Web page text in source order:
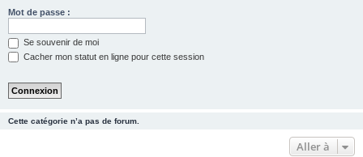
Mot de passe :
Se souvenir de moi
Cacher mon statut en ligne pour cette session
Cette catégorie n’a pas de forum.
Aller à